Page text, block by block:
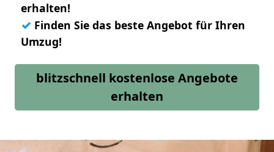
erhalten!
✓ Finden Sie das beste Angebot für Ihren
Umzug!
blitzschnell kostenlose Angebote
erhalten